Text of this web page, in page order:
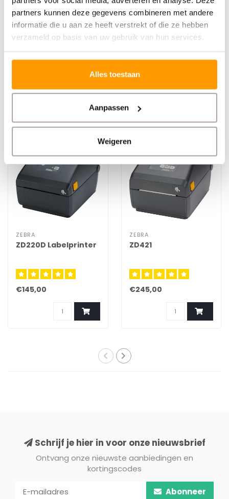
partners kunnen deze gegevens combineren met andere
informatie die u aan ze heeft verstrekt of die ze hebben
verzameld op basis van uw gebruik van hun services.
Alles toestaan
Aanpassen
Weigeren
Heeft u nog meer nodig dan de aangegeven staffel?
Bel ons zeker even op!
+31 168 416 513
Reviews
Gerelateerde producten
ZEBRA
ZD220D Labelprinter
€145,00
ZEBRA
ZD421
€245,00
Schrijf je hier in voor onze nieuwsbrief
Ontvang onze nieuwste aanbiedingen en
kortingscodes
Abonneer